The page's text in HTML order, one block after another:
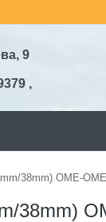
9
,
38mm) OME-
38mm)